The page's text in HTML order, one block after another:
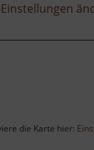
die Karte hier: